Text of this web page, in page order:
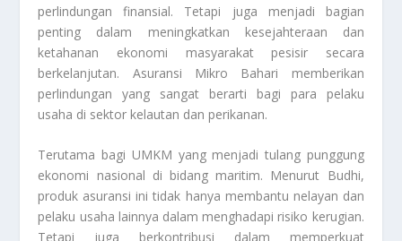
perlindungan finansial. Tetapi juga menjadi bagian
penting dalam meningkatkan kesejahteraan dan
ketahanan ekonomi masyarakat pesisir secara
berkelanjutan. Asuransi Mikro Bahari memberikan
perlindungan yang sangat berarti bagi para pelaku
usaha di sektor kelautan dan perikanan.
Terutama bagi UMKM yang menjadi tulang punggung
ekonomi nasional di bidang maritim. Menurut Budhi,
produk asuransi ini tidak hanya membantu nelayan dan
pelaku usaha lainnya dalam menghadapi risiko kerugian.
Tetapi juga berkontribusi dalam memperkuat